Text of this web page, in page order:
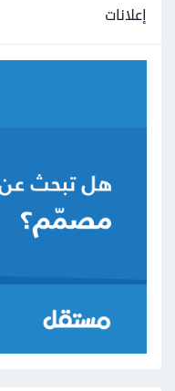
إعلانات